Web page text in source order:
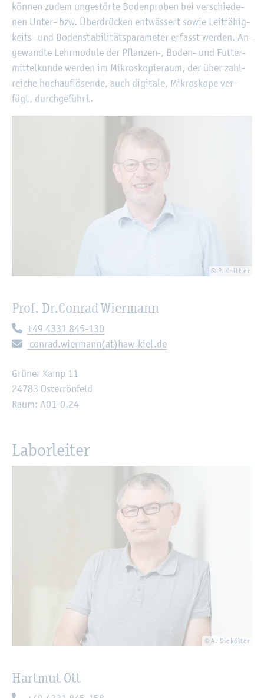
kön­nen zudem un­ge­stör­te Bo­den­pro­ben bei ver­schie­de­
nen Unter- bzw. Über­drü­cken ent­wäs­sert sowie Leit­fä­hig­
keits- und Bo­den­sta­bi­li­täts­pa­ra­me­ter er­fasst wer­den. An­
ge­wand­te Lehr­mo­du­le der Pflan­zen-, Boden- und Fut­ter­
mit­tel­kun­de wer­den im Mi­kro­sko­pieraum, der über zahl­
rei­che hoch­auf­lö­sen­de, auch di­gi­ta­le, Mi­kro­sko­pe ver­
fügt, durch­ge­führt.
© P. Knitt­ler
Prof. Dr.Con­rad Wier­mann
Te­le­fon:
+49 4331 845-130
E-Mail:
con­rad.wier­mann(at)haw-kiel.de
Grü­ner Kamp 11
24783 Os­ter­rön­feld
Raum: A01-0.24
La­bor­lei­ter
© A. Die­köt­ter
Hart­mut Ott